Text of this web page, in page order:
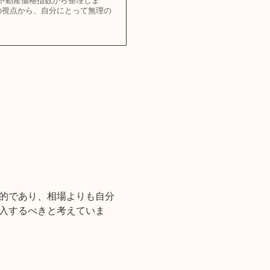
点から、自分にとって無理の
であり、相場よりも自分
するべきと考えていま